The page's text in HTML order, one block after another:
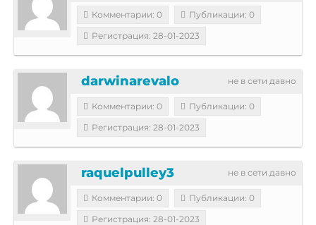
Комментарии: 0
Публикации: 0
Регистрация: 28-01-2023
не в сети давно
darwinarevalo
Комментарии: 0
Публикации: 0
Регистрация: 28-01-2023
не в сети давно
raquelpulley3
Комментарии: 0
Публикации: 0
Регистрация: 28-01-2023